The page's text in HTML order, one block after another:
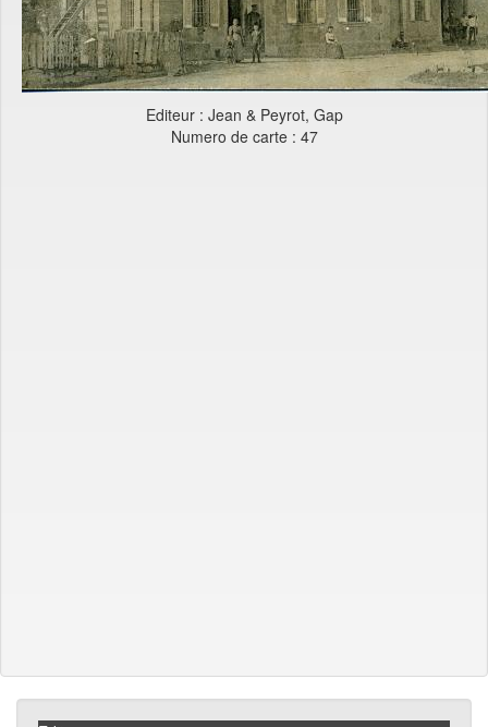
Editeur : Jean & Peyrot, Gap
Numero de carte : 47